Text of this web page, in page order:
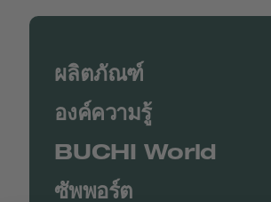
ผลิตภัณฑ์
องค์ความรู้
BUCHI World
ซัพพอร์ต